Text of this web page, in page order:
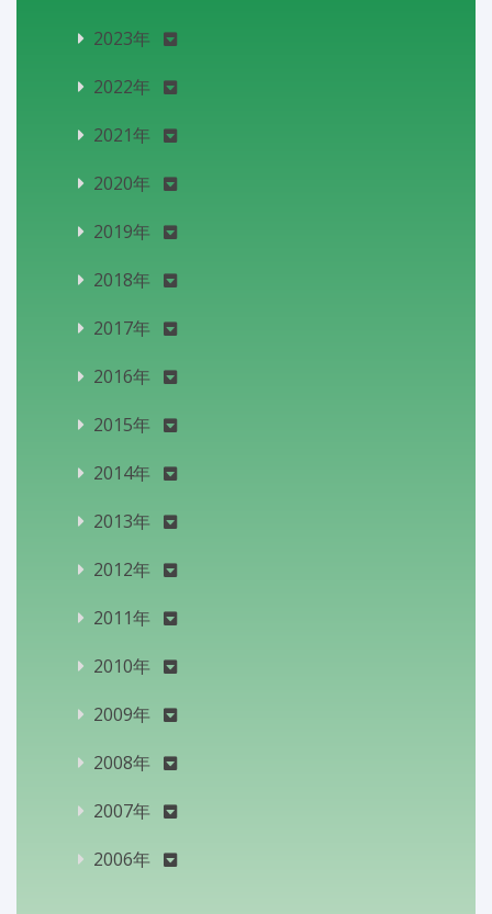
2023年
2022年
2021年
2020年
2019年
2018年
2017年
2016年
2015年
2014年
2013年
2012年
2011年
2010年
2009年
2008年
2007年
2006年